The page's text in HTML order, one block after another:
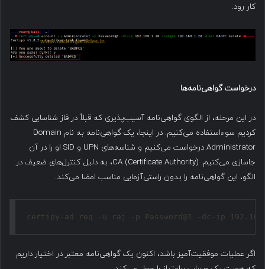
کار رود.
درخواست گواهی‌نامه‌ها
در این مرحله، از الگوی گواهی‌نامه آسیب‌پذیری که قبلاً در فاز شناسایی کشف
کردیم سوءاستفاده می‌کنیم. در اینجا، یک گواهی‌نامه به نام Domain
Administrator درخواست می‌کنیم و شناسه‌های UPN و SID او را در آن
جاسازی می‌کنیم. CA (Certificate Authority)، به دلیل کنترل‌های ضعیف در
الگو، این گواهی‌نامه را بدون راستی‌آزمایی مناسب امضا می‌کند.
certipy-ad req -u raj -p Password@1 -dc-ip
اگر عملیات موفقیت‌آمیز باشد، اکنون یک گواهی‌نامه معتبر در اختیار داریم